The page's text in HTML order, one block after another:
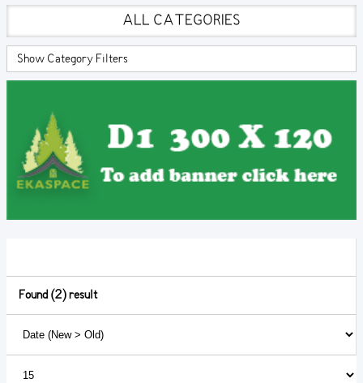
ALL CATEGORIES
Show Category Filters
Found (2) result